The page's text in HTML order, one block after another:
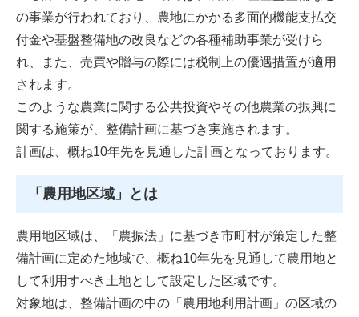
の事業が行われており、農地にかかる多面的機能支払交
付金や基盤整備地の改良などの各種補助事業が受けら
れ、また、売買や贈与の際には税制上の優遇措置が適用
されます。
このような農業に関する公共投資やその他農業の振興に
関する施策が、整備計画に基づき実施されます。
計画は、概ね10年先を見通した計画となっております。
「農用地区域」とは
農用地区域は、「農振法」に基づき市町村が策定した整
備計画に定めた地域で、概ね10年先を見通して農用地と
して利用すべき土地として設定した区域です。
対象地は、整備計画の中の「農用地利用計画」の区域の